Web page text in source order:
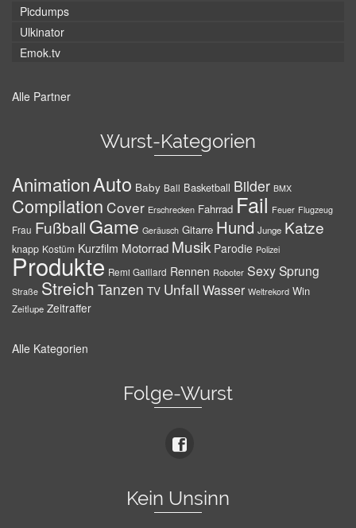
Picdumps
Ulkinator
Emok.tv
Alle Partner
Wurst-Kategorien
AnimationAuto Baby Ball Basketball Bilder BMX
Compilation Cover Erschrecken Fahrrad Fail Feuer Flugzeug
Frau Fußball Game Geräusch Gitarre Hund Junge Katze
knapp Kostüm Kurzfilm Motorrad Musik Parodie Polizei
Produkte Remi Gaillard Rennen Roboter SexySprung
Straße Streich Tanzen TV Unfall Wasser Weltrekord Win
Zeitlupe Zeitraffer
Alle Kategorien
Folge-Wurst
Kein Unsinn